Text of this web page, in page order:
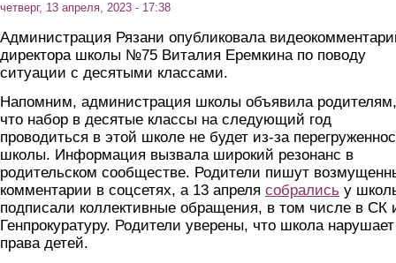
четверг, 13 апреля, 2023 - 17:38
Администрация Рязани опубликовала
директора школы №75 Виталия Еремкина по поводу
ситуации с десятыми классами.
Напомним, администрация школы объявила родителям,
что набор в десятые классы на следующий год
проводиться в этой школе не будет из-за
школы. Информация вызвала широкий резонанс в
родительском сообществе. Родители пишут
комментарии в соцсетях, а 13 апреля собрались у
подписали коллективные обращения, в том числе в СК
Генпрокуратуру. Родители уверены, что школа нарушает
права детей.